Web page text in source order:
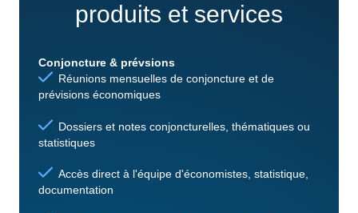
produits et services
Conjoncture & prévsions
Réunions mensuelles de conjoncture et de
prévisions économiques
Dossiers et notes conjoncturelles, thématiques ou
statistiques
Accès direct à l'équipe d'économistes, statistique,
documentation